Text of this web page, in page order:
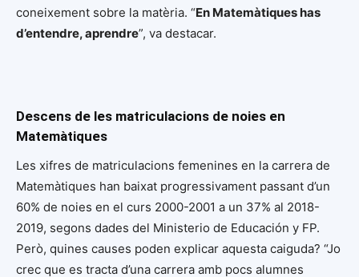
coneixement sobre la matèria. “En Matemàtiques has
d’entendre, aprendre”, va destacar.
Descens de les matriculacions de noies en
Matemàtiques
Les xifres de matriculacions femenines en la carrera de
Matemàtiques han baixat progressivament passant d’un
60% de noies en el curs 2000-2001 a un 37% al 2018-
2019, segons dades del Ministerio de Educación y FP.
Però, quines causes poden explicar aquesta caiguda? “Jo
crec que es tracta d’una carrera amb pocs alumnes